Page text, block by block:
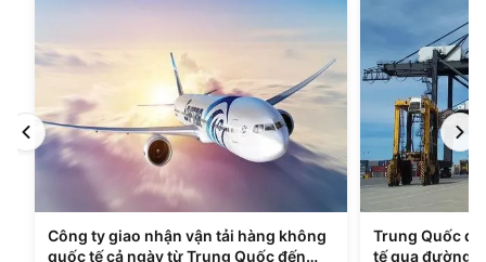
Công ty giao nhận vận tải hàng không
quốc tế cả ngày từ Trung Quốc đến
Trung Quốc
tế qua đường